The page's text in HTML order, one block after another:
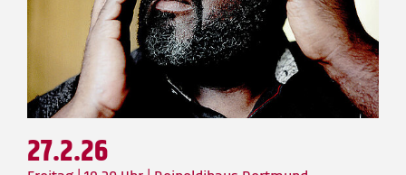
27.2.26